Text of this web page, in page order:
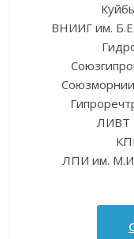
ВНИИГ им.
ЛИВТ
ЛПИ им.